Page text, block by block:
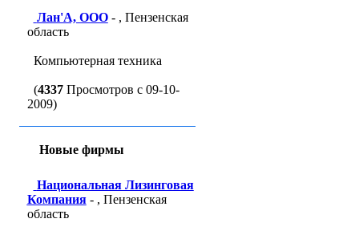
Лан'A, ООО- , Пензенская
область
Компьютерная техника
(4337Просмотров с 09-10-
2009)
Новые фирмы
Национальная Лизинговая
Компания- , Пензенская
область